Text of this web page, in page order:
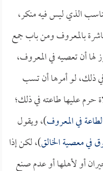
الذي ليس فيه منكر،
بالمعروف ومن باب جمع
أن تعصيه في المعروف،
ذلك، لو أمرها أن تسب
حرم عليها طاعته في ذلك؛
في المعروف)، ويقول
في معصية الخالق)، لكن إذا
أو لأهلها أو عدم صنع